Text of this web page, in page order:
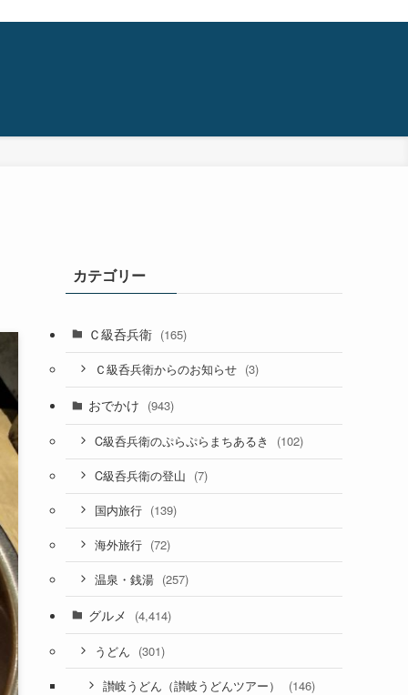
カテゴリー
Ｃ級呑兵衛 (165)
Ｃ級呑兵衛からのお知らせ (3)
おでかけ (943)
C級呑兵衛のぷらぷらまちあるき (102)
C級呑兵衛の登山 (7)
国内旅行 (139)
海外旅行 (72)
温泉・銭湯 (257)
グルメ (4,414)
うどん (301)
讃岐うどん（讃岐うどんツアー） (146)